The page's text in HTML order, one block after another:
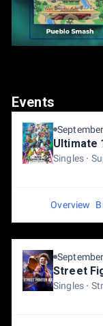
premio.
Events
Ultimate
Singles
Overview
Street
Singles